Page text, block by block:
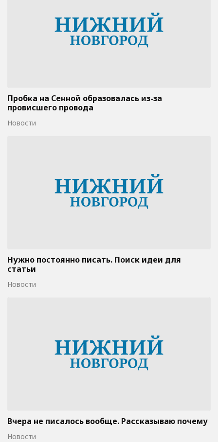
Пробка на Сенной образовалась из-за
провисшего провода
Новости
Нужно постоянно писать. Поиск идеи для
статьи
Новости
Вчера не писалось вообще. Рассказываю почему
Новости